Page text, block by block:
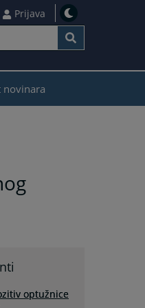
Prijava
novinara
optužnice